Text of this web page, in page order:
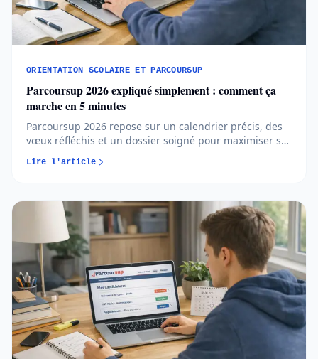
ORIENTATION SCOLAIRE ET PARCOURSUP
Parcoursup 2026 expliqué simplement : comment ça
marche en 5 minutes
Parcoursup 2026 repose sur un calendrier précis, des
vœux réfléchis et un dossier soigné pour maximiser ses
anticiper chaque étape permet d’aborder l’orientation
Lire l'article